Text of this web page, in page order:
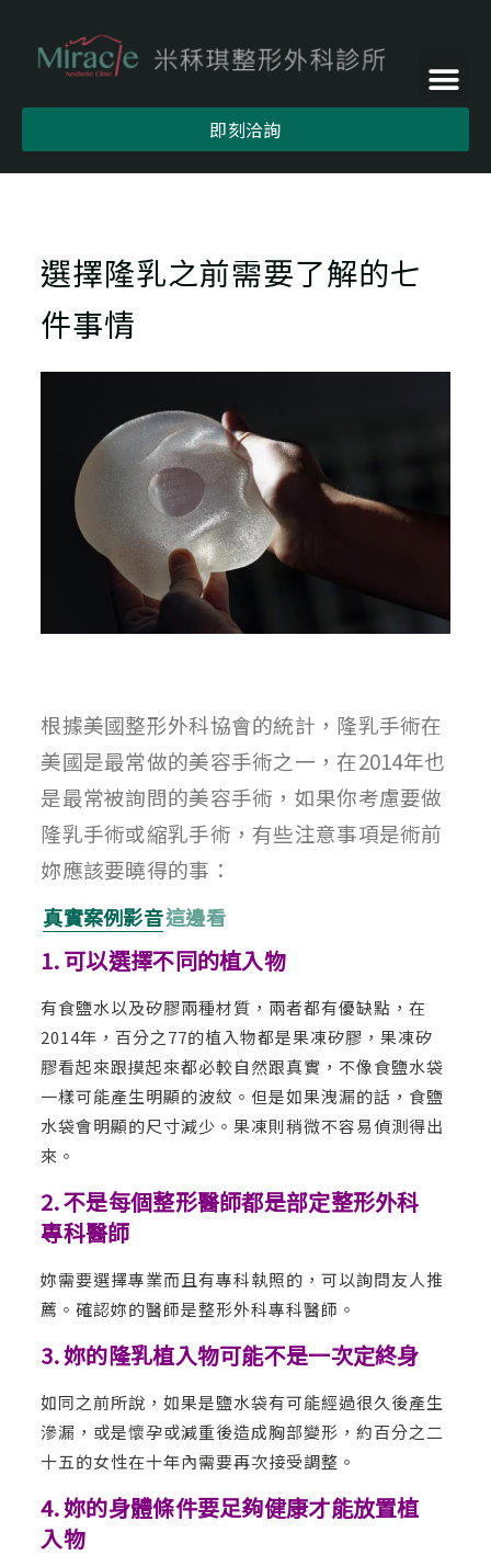
即刻洽詢
選擇隆乳之前需要了解的七
件事情
根據美國整形外科協會的統計，隆乳手術在
美國是最常做的美容手術之一，在2014年也
是最常被詢問的美容手術，如果你考慮要做
隆乳手術或縮乳手術，有些注意事項是術前
妳應該要曉得的事：
真實案例影音這邊看
1. 可以選擇不同的植入物
有食鹽水以及矽膠兩種材質，兩者都有優缺點，在
2014年，百分之77的植入物都是果凍矽膠，果凍矽
膠看起來跟摸起來都必較自然跟真實，不像食鹽水袋
一樣可能產生明顯的波紋。但是如果洩漏的話，食鹽
水袋會明顯的尺寸減少。果凍則稍微不容易偵測得出
來。
2. 不是每個整形醫師都是部定整形外科
專科醫師
妳需要選擇專業而且有專科執照的，可以詢問友人推
薦。確認妳的醫師是整形外科專科醫師。
3. 妳的隆乳植入物可能不是一次定終身
如同之前所說，如果是鹽水袋有可能經過很久後產生
滲漏，或是懷孕或減重後造成胸部變形，約百分之二
十五的女性在十年內需要再次接受調整。
4. 妳的身體條件要足夠健康才能放置植
入物